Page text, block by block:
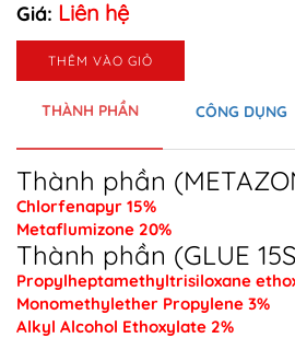
Giá: Liên hệ
THÊM VÀO GIỎ
THÀNH PHẦN CÔNG DỤNG
Thành phần
Chlorfenapyr 15%
Metaflumizone 20%
Thành phần (GLUE
Propylheptamethyltrisiloxane
Monomethylether Propylene 3%
Alkyl Alcohol Ethoxylate 2%